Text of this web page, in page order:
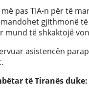
pas TIA-n për të
gjithmonë
mund të shkaktojë
asistencën
të Tiranës duke: